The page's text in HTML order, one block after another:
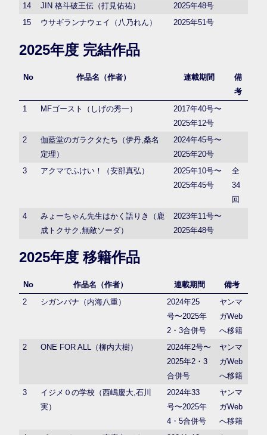
14
JIN 格斗破王伝（打見佑祐）
2025年48号
15
ウサギランナウェイ（八乃れん） 2025年51号
2025年度 完結作品
No 作品名（作者） 連載期間
備
考
1
MFゴースト（しげの秀一）
2017年40号〜
2025年12号
2
伽藍堂のガラクタたち（伊丹,桑名
定理）
2024年45号〜
2025年20号
3
アクマでふけい！（安部真弘）
2025年10号〜
2025年45号
全
34
回
4
みょーちゃん先生はかく語りき（鹿
成トクサク,無敵ソーダ）
2023年11号〜
2025年48号
2025年度 移籍作品
No 作品名（作者） 連載期間
備考
2
シガンバナ（内海八重）
2024年25
号〜2025年
2・3合併号
ヤンマ
ガWeb
へ移籍
2
ONE FOR ALL（柳内大樹）
2024年2号〜
2025年2・3
合併号
ヤンマ
ガWeb
へ移籍
3
イジメ０の学校（西嶋慶大,石川
実）
2024年33
号〜2025年
4・5合併号
ヤンマ
ガWeb
へ移籍